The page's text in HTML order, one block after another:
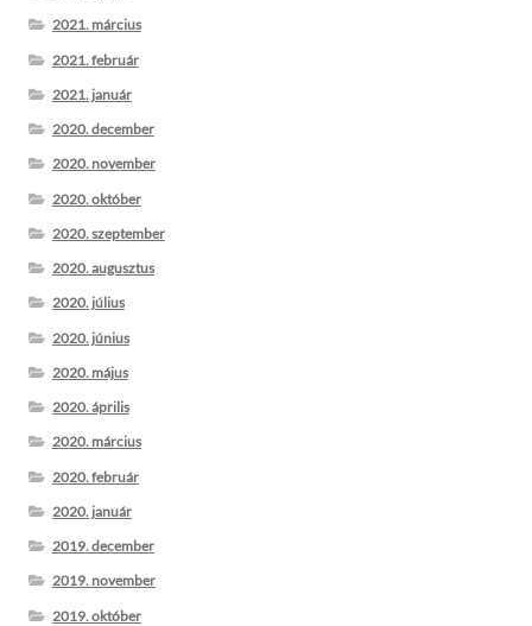
2021. március
2021. február
2021. január
2020. december
2020. november
2020. október
2020. szeptember
2020. augusztus
2020. július
2020. június
2020. május
2020. április
2020. március
2020. február
2020. január
2019. december
2019. november
2019. október